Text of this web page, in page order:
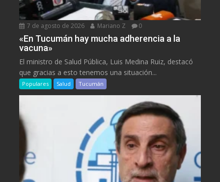
7 de agosto de 2026 Mariano Z 0
«En Tucumán hay mucha adherencia a la
vacuna»
El ministro de Salud Pública, Luis Medina Ruiz, destacó
que gracias a esto tenemos una situación...
Populares Salud Tucumán